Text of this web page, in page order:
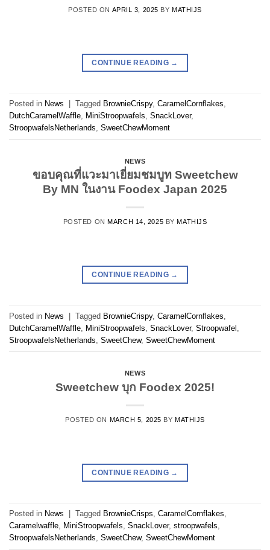
POSTED ON APRIL 3, 2025 BYMATHIJS
CONTINUE READING →
Posted in News Tagged BrownieCrispy, CaramelCornflakes
DutchCaramelWaffle
MiniStroopwafels SnackLover,
StroopwafelsNetherlands SweetChewMoment
NEWS
ขอบคุณที่แวะมาเยี่ยมชมบูท Sweetchew
By MN ในงาน Foodex Japan 2025
POSTED ON MARCH 14, 2025 BY MATHIJS
CONTINUE READING →
Posted in News | Tagged BrownieCrispy, CaramelCornflakes
DutchCaramelWaffle MiniStroopwafels SnackLover, Stroopwafel
StroopwafelsNetherlands SweetChew, SweetChewMoment
NEWS
Sweetchew บุก Foodex 2025!
POSTED ON MARCH 5, 2025 BYMATHIJS
CONTINUE READING →
Posted in News Tagged BrownieCrisps, CaramelCornflakes,
Caramelwaffle, MiniStroopwafels, SnackLover, stroopwafels,
StroopwafelsNetherlands, SweetChew, SweetChewMoment